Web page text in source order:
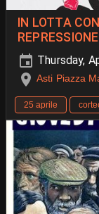
IN LOTTA
REPRESSIONE
Thursday,
Asti Piazza
25 aprile